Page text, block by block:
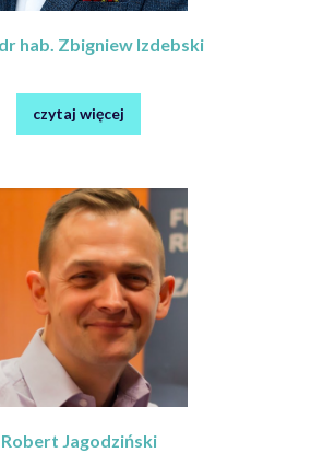
hab. Zbigniew Izdebski
czytaj więcej
Robert Jagodziński